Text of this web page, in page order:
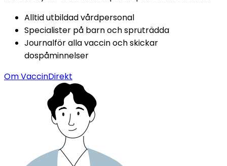
Alltid utbildad vårdpersonal
Specialister på barn och spruträdda
Journalför alla vaccin och skickar
dospåminnelser
Om VaccinDirekt